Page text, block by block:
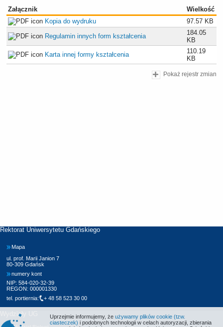
Załącznik
Wielkość
Kopia do wydruku
97.57 KB
Regulamin innych form kształcenia
184.05
KB
Karta innej formy kształcenia
110.19
KB
Pokaż rejestr zmian
Rektorat Uniwersytetu Gdańskiego
Mapa
ul. prof. Marii Janion 7
80-309 Gdańsk
numery kont
NIP: 584-020-32-39
REGON: 000001330
tel. portiernia:
+ 48 58 523 30 00
Wydziały UG Uprzejmie informujemy, że używamy plików cookie (tzw.
ciasteczek) i podobnych technologii w celach autoryzacji, zbierania